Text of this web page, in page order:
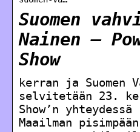
Suomen
Nainen –
Show
kerran ja Suomen
selvitetään 23.
Show’n
Maailman